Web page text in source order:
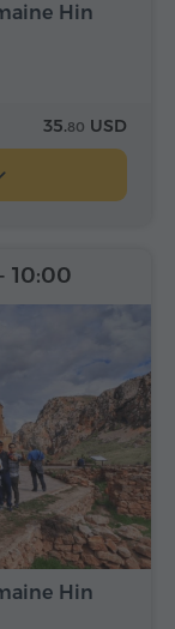
Hin
35.80 USD
Hin
- 10:00